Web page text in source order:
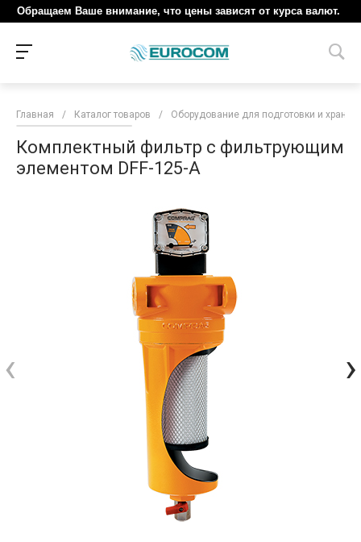
Обращаем Ваше внимание, что цены зависят от курса валют.
Главная / Каталог товаров / Оборудование для подготовки и
Комплектный фильтр с фильтрующим
элементом DFF-125-A
‹ ›